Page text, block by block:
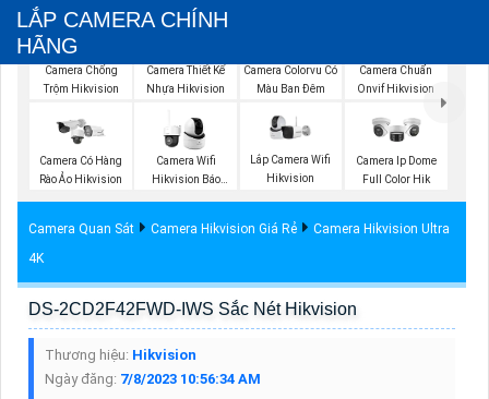
LẮP CAMERA CHÍNH
HÃNG
Camera Chống
Trộm Hikvision
Camera Thiết Kế
Nhựa Hikvision
Camera Colorvu Có
Màu Ban Đêm
Camera Chuẩn
Onvif Hikvision
Camera Có Hàng
Rào Ảo Hikvision
Camera Wifi
Hikvision Báo
Lắp Camera Wifi
Hikvision
Camera Ip Dome
Full Color Hik
Camera Quan Sát Camera Hikvision Giá Rẻ
Camera Hikvision Ultra
4K
DS-2CD2F42FWD-IWS Sắc Nét Hikvision
Thương hiệu: Hikvision
Ngày đăng: 7/8/2023 10:56:34 AM